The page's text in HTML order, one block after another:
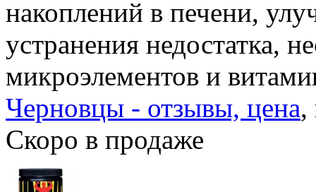
накоплений в печени,
устранения недостатка,
микроэлементов и
Черновцы - отзывы, цена,
Скоро в продаже